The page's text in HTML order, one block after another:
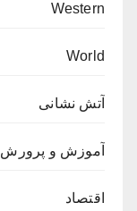
Western
World
آتش نشانی
آموزش و پرورش
اقتصاد